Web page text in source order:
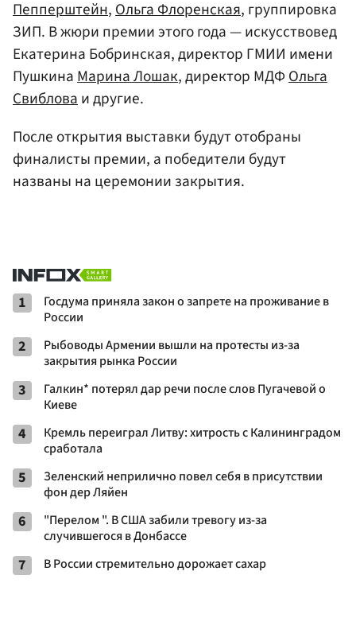
Пепперштейн,Ольга Флоренская, группировка
ЗИП. В жюри премии этого года — искусствовед
Екатерина Бобринская, директор ГМИИ имени
ПушкинаМарина Лошак, директор МДФОльга
Свибловаи другие.
После открытия выставки будут отобраны
финалисты премии, а победители будут
названы на церемонии закрытия.
1
Госдума приняла закон о запрете на проживание в
России
2
Рыбоводы Армении вышли на протесты из-за
закрытия рынка России
3
Галкин* потерял дар речи после слов Пугачевой о
Киеве
4
Кремль переиграл Литву: хитрость с Калининградом
сработала
5
Зеленский неприлично повел cебя в присутствии
фон дер Ляйен
6
"Перелом ". В США забили тревогу из-за
случившегося в Донбассе
7 В России стремительно дорожает сахар